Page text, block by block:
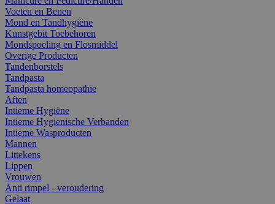
Voeten en Benen
Mond en Tandhygiëne
Kunstgebit Toebehoren
Mondspoeling en Flosmiddel
Overige Producten
Tandenborstels
Tandpasta
Tandpasta homeopathie
Aften
Intieme Hygiëne
Intieme Hygienische Verbanden
Intieme Wasproducten
Mannen
Littekens
Lippen
Vrouwen
Anti rimpel - veroudering
Gelaat